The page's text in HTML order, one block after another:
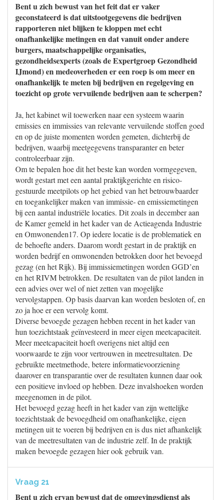
Bent u zich bewust van het feit dat er vaker
geconstateerd is dat uitstootgegevens die bedrijven
rapporteren niet blijken te kloppen met echt
onafhankelijke metingen en dat vanuit onder andere
burgers, maatschappelijke organisaties,
gezondheidsexperts (zoals de Expertgroep Gezondheid
IJmond) en medeoverheden er een roep is om meer en
onafhankelijk te meten bij bedrijven en regelgeving en
toezicht op grote vervuilende bedrijven aan te scherpen?
Ja, het kabinet wil toewerken naar een systeem waarin
emissies en immissies van relevante vervuilende stoffen goed
en op de juiste momenten worden gemeten, dichterbij de
bedrijven, waarbij meetgegevens transparanter en beter
controleerbaar zijn.
Om te bepalen hoe dit het beste kan worden vormgegeven,
wordt gestart met een aantal praktijkgerichte en risico-
gestuurde meetpilots op het gebied van het betrouwbaarder
en toegankelijker maken van immissie- en emissiemetingen
bij een aantal industriële locaties. Dit zoals in december aan
de Kamer gemeld in het kader van de Actieagenda Industrie
en Omwonenden17. Op iedere locatie is de problematiek en
de behoefte anders. Daarom wordt gestart in de praktijk en
worden bedrijf en omwonenden betrokken door het bevoegd
gezag (en het Rijk). Bij immissiemetingen worden GGD’en
en het RIVM betrokken. De resultaten van de pilot landen in
een advies over wel of niet zetten van mogelijke
vervolgstappen. Op basis daarvan kan worden besloten of, en
zo ja hoe er een vervolg komt.
Diverse bevoegde gezagen hebben recent in het kader van
hun toezichtstaak geïnvesteerd in meer eigen meetcapaciteit.
Meer meetcapaciteit hoeft overigens niet altijd een
voorwaarde te zijn voor vertrouwen in meetresultaten. De
gebruikte meetmethode, betere informatievoorziening
daarover en transparantie over de resultaten kunnen daar ook
een positieve invloed op hebben. Deze invalshoeken worden
meegenomen in de pilot.
Het bevoegd gezag heeft in het kader van zijn wettelijke
toezichtstaak de bevoegdheid om onafhankelijke, eigen
metingen uit te voeren bij bedrijven en is dus niet afhankelijk
van de meetresultaten van de industrie zelf. In de praktijk
maken bevoegde gezagen hier ook gebruik van.
Vraag 21
Bent u zich ervan bewust dat de omgevingsdienst als